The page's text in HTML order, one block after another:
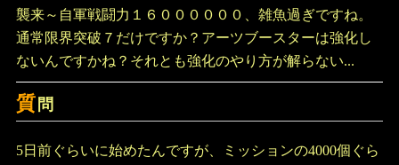
襲来～自軍戦闘力１６００００００、雑魚過ぎですね。
通常限界突破７だけですか？アーツブースターは強化し
ないんですかね？それとも強化のやり方が解らない...
質 問
5日前ぐらいに始めたんですが、ミッションの4000個ぐら